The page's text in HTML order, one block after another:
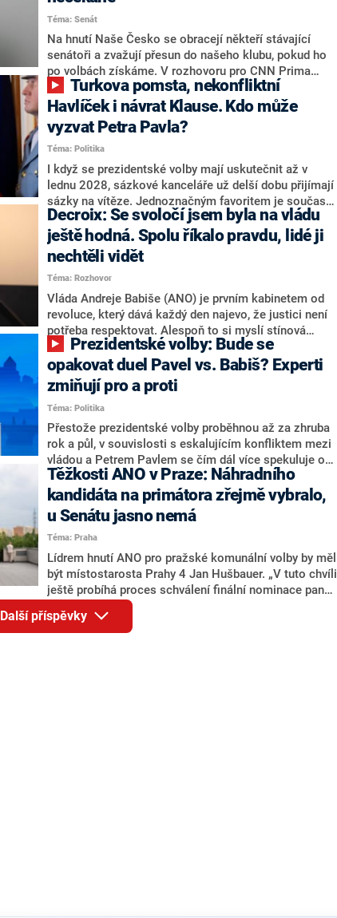
aktivitu opozice, o níž vládní strany nebo političtí
komentátoři mluví jako o slabé a v defenzivě. „Je to
úmorná práce upozorňovat na chyby vlády. Ministři s
námi navíc nechodí do debat. Chceme ale ukazovat
svoje témata,“ odpověděl Grolich na dotaz CNN Prima
NEWS.
Téma: Senát
Na hnutí Naše Česko se obracejí někteří stávající
senátoři a zvažují přesun do našeho klubu, pokud ho
po volbách získáme. V rozhovoru pro CNN Prima
NEWS to řekl zakladatel hnutí a jihočeský hejtman
Martin Kuba. Konkrétní nebyl, ale získat by takto mohl
například senátora Zdeňka Hrabu, který je dnes
součástí klubu ODS a TOP 09. Hraba to na dotaz
redakce nevyloučil. Předseda klubu senátorů ODS
Zdeněk Nytra redakci řekl, že počítá s odchodem
některých senátorů z klubu a že Naše Česko není
nepřítel, ale soupeř.
Havlíček i návrat Klause. Kdo může
vyzvat Petra Pavla?
Téma: Politika
I když se prezidentské volby mají uskutečnit až v
lednu 2028, sázkové kanceláře už delší dobu přijímají
sázky na vítěze. Jednoznačným favoritem je současná
hlava státu Petr Pavel. Daleko za ním pak bookmakeři
zmiňují dva výrazné politiky ANO, tedy premiéra
Andreje Babiše a ministra průmyslu Karla Havlíčka.
Oblíbeným tipem samotných sázkařů je poslanec za
Motoristy Filip Turek. Politolog Jan Kubáček nicméně
o případné kandidatuře kohokoliv ze zmíněné trojice
značně pochybuje. Podle něj současná koalice dosud
nemá osobu, která by Pavlovi mohla konkurovat.
Decroix: Se svoločí jsem byla na vládu
ještě hodná. Spolu říkalo pravdu, lidé ji
nechtěli vidět
Téma: Rozhovor
Vláda Andreje Babiše (ANO) je prvním kabinetem od
revoluce, který dává každý den najevo, že justici není
potřeba respektovat. Alespoň to si myslí stínová
ministryně spravedlnosti ODS Eva Decroix. V
rozhovoru pro CNN Prima NEWS si nebrala servítky
ohledně politického výkonu svého nástupce Jeronýma
Tejce (za ANO) či vládní zmocněnkyně pro lidská
práva Taťány Malé (ANO). Označením „svoloč“ na
adresu vlády prý byla ještě hodná. Decroix se také
vrátila k volební porážce koalice Spolu či promluvila o
hnutí Naše Česko Martina Kuby.
opakovat duel Pavel vs. Babiš? Experti
zmiňují pro a proti
Téma: Politika
Přestože prezidentské volby proběhnou až za zhruba
rok a půl, v souvislosti s eskalujícím konfliktem mezi
vládou a Petrem Pavlem se čím dál více spekuluje o
tom, koho by do bitvy o Hrad mohla vyslat současná
koalice. Někteří političtí komentátoři znovu vytahují
jméno premiéra Andreje Babiše (ANO). Jak moc je
pravděpodobné, že se v prezidentských volbách 2028
bude znovu opakovat souboj z roku 2023?
Těžkosti ANO v Praze: Náhradního
kandidáta na primátora zřejmě vybralo,
u Senátu jasno nemá
Téma: Praha
Lídrem hnutí ANO pro pražské komunální volby by měl
být místostarosta Prahy 4 Jan Hušbauer. „V tuto chvíli
ještě probíhá proces schválení finální nominace pana
Jana Hušbauera Výborem hnutí ANO,“ uvedl pro
redakci místopředseda pražského ANO Martin
Benkovič. O Hušbauerovi se spekulovalo jako o
Další příspěvky